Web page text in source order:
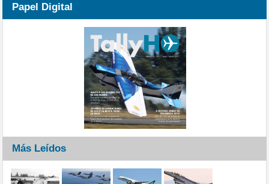
Papel Digital
Más Leídos